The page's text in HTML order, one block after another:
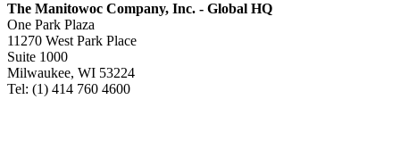
The Manitowoc Company, Inc. - Global HQ
One Park Plaza
11270 West Park Place
Suite 1000
Milwaukee, WI 53224
Tel: (1) 414 760 4600